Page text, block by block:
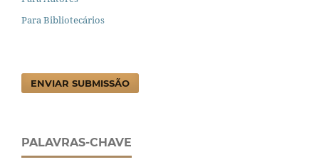
Para Bibliotecários
ENVIAR SUBMISSÃO
PALAVRAS-CHAVE